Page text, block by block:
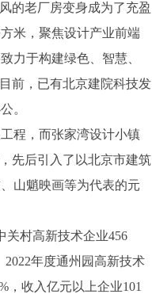
的老厂房变身成为了充盈
米，聚焦设计产业前端
力于构建绿色、智慧、
前，已有北京建院科技发
。
程，而张家湾设计小镇
先后引入了以北京市建筑
山魈映画等为代表的元
关村高新技术企业456
年度通州园高新技术
，收入亿元以上企业101